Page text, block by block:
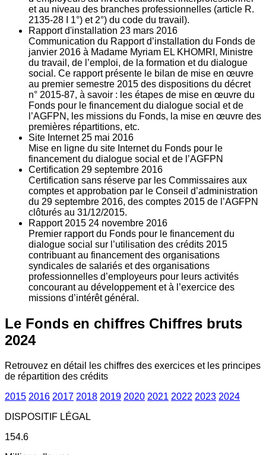
et au niveau des branches professionnelles (article R.
2135‐28 I 1°) et 2°) du code du travail).
Rapport d'installation 23 mars 2016
Communication du Rapport d’installation du Fonds de
janvier 2016 à Madame Myriam EL KHOMRI, Ministre
du travail, de l’emploi, de la formation et du dialogue
social. Ce rapport présente le bilan de mise en œuvre
au premier semestre 2015 des dispositions du décret
n° 2015-87, à savoir : les étapes de mise en œuvre du
Fonds pour le financement du dialogue social et de
l’AGFPN, les missions du Fonds, la mise en œuvre des
premières répartitions, etc.
Site Internet 25 mai 2016
Mise en ligne du site Internet du Fonds pour le
financement du dialogue social et de l’AGFPN
Certification 29 septembre 2016
Certification sans réserve par les Commissaires aux
comptes et approbation par le Conseil d’administration
du 29 septembre 2016, des comptes 2015 de l’AGFPN
clôturés au 31/12/2015.
Rapport 2015 24 novembre 2016
Premier rapport du Fonds pour le financement du
dialogue social sur l’utilisation des crédits 2015
contribuant au financement des organisations
syndicales de salariés et des organisations
professionnelles d’employeurs pour leurs activités
concourant au développement et à l’exercice des
missions d’intérêt général.
Le Fonds en chiffres Chiffres bruts
2024
Retrouvez en détail les chiffres des exercices et les principes
de répartition des crédits
2015 2016 2017 2018 2019 2020 2021 2022 2023 2024
DISPOSITIF LÉGAL
154.6